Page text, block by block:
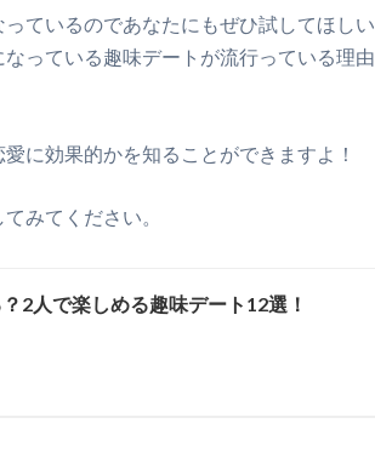
ているのであなたにもぜひ試してほしい
っている趣味デートが流行っている理由
に効果的かを知ることができますよ！
みてください。
2人で楽しめる趣味デート12選！